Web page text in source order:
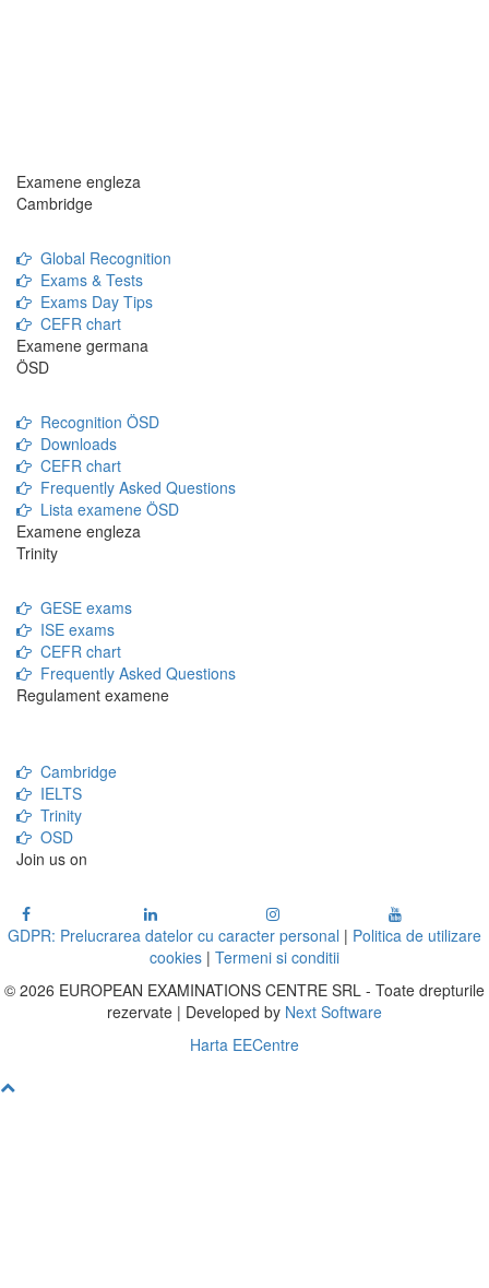
Examene engleza
Cambridge
Global Recognition
Exams & Tests
Exams Day Tips
CEFR chart
Examene germana
ÖSD
Recognition ÖSD
Downloads
CEFR chart
Frequently Asked Questions
Lista examene ÖSD
Examene engleza
Trinity
GESE exams
ISE exams
CEFR chart
Frequently Asked Questions
Regulament examene
Cambridge
IELTS
Trinity
OSD
Join us on
GDPR: Prelucrarea datelor cu caracter personal | Politica de utilizare
cookies | Termeni si conditii
© 2026 EUROPEAN EXAMINATIONS CENTRE SRL - Toate drepturile
rezervate | Developed by Next Software
Harta EECentre